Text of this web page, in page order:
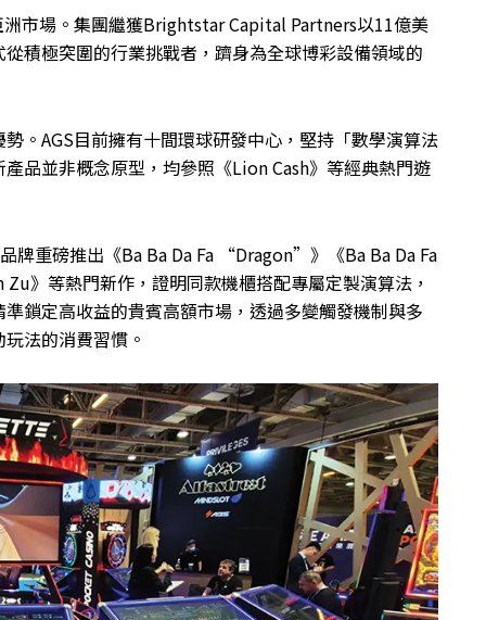
市場。集團繼獲Brightstar Capital Partners以11億美
積極突圍的行業挑戰者，躋身為全球博彩設備領域的
。AGS目前擁有十間環球研發中心，堅持「數學演算法
品並非概念原型，均參照《Lion Cash》等經典熱門遊
牌重磅推出《Ba Ba Da Fa “Dragon”》《Ba Ba Da Fa
等熱門新作，證明同款機櫃搭配專屬定製演算法，
鎖定高收益的貴賓高額市場，透過多變觸發機制與多
法的消費習慣。